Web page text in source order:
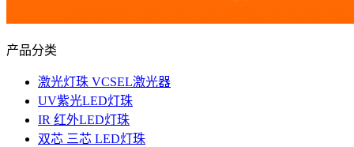
产品分类
激光灯珠 VCSEL激光器
UV紫光LED灯珠
IR 红外LED灯珠
双芯 三芯 LED灯珠